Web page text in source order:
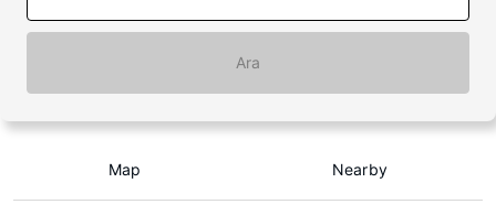
Ara
Map Nearby